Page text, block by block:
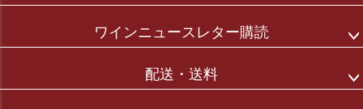
ワインニュースレター購読
配送・送料